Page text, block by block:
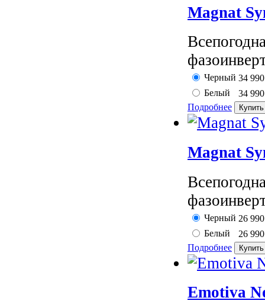
Magnat
Черный 34
Белый
34
Подробнее
Magnat
Черный 26
Белый
26
Подробнее
Emotiva